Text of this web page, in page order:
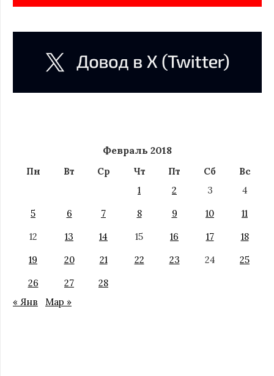
Февраль 2018
Пн Вт Ср Чт Пт Сб
Вс
1
2 3
4
5
6 7 8 9 10
11
12
13 14 15 16 17
18
19
20 21 22 23 24
25
26
27
28
« Янв
Мар »